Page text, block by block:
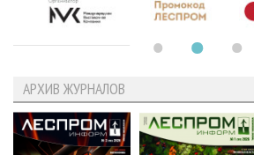
АРХИВ ЖУРНАЛОВ